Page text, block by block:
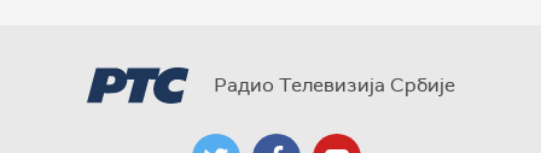
Радио Телевизија Србије